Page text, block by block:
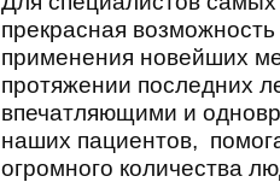
прекрасная
применения новейших
протяжении последних
впечатляющими и
наших пациентов,
огромного количества